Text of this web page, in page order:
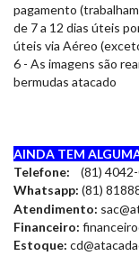
pagamento
de 7 a 12 dias úteis
úteis via Aéreo
6 - As imagens são
bermudas atacado
AINDA TEM
Telefone: (81)
Whatsapp: (81)
Atendimento:
Financeiro:
Estoque: